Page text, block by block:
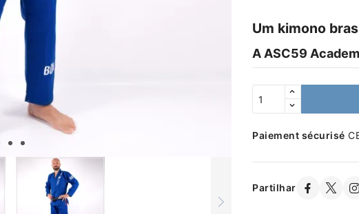
Um kimono
A ASC59
Paiement sécurisé
Partilhar